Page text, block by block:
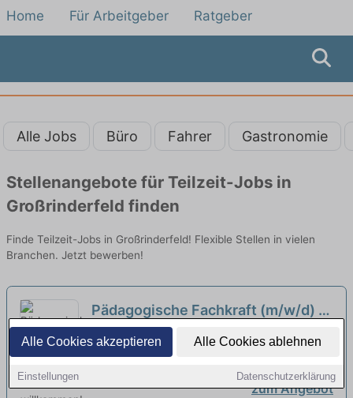
Alle Cookies akzeptieren Alle Cookies ablehnen
Einstellungen Datenschutzerklärung
Home Für Arbeitgeber Ratgeber
Alle Jobs Büro Fahrer Gastronomie
Stellenangebote für Teilzeit-Jobs in
Großrinderfeld finden
Finde Teilzeit-Jobs in Großrinderfeld! Flexible Stellen in vielen
Branchen. Jetzt bewerben!
Pädagogische Fachkraft (m/w/d) in
Teilzeit - Herzlich willkommen!
Sozialstation Tauberbischofsheim |
Tauberbischofsheim
zum Angebot